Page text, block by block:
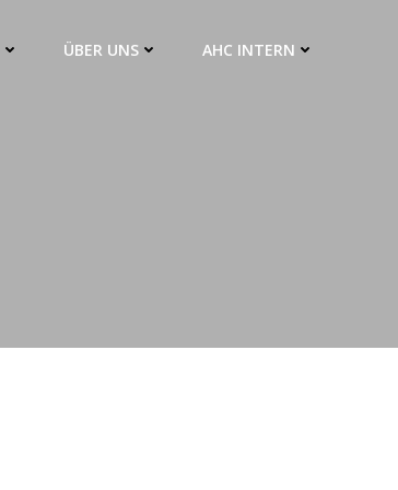
ÜBER UNS AHC INTERN